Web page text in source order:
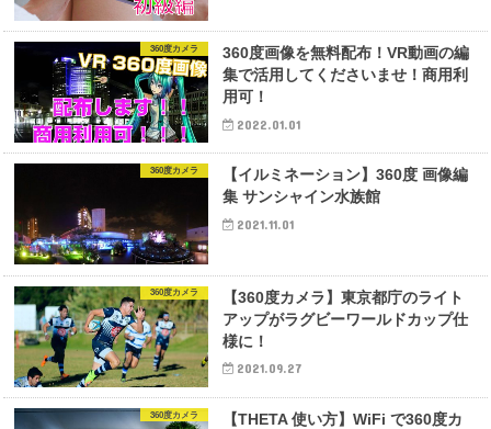
360度カメラ
360度画像を無料配布！VR動画の編
集で活用してくださいませ！商用利
用可！
2022.01.01
360度カメラ
【イルミネーション】360度 画像編
集 サンシャイン水族館
2021.11.01
360度カメラ
【360度カメラ】東京都庁のライト
アップがラグビーワールドカップ仕
様に！
2021.09.27
360度カメラ
【THETA 使い方】WiFi で360度カ